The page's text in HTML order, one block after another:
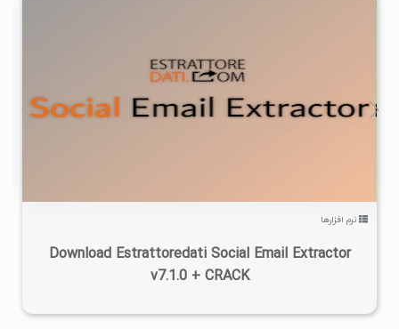
۱/۵۶K ۳
نرم افزارها
Download Estrattoredati Social Email Extractor
v7.1.0 + CRACK